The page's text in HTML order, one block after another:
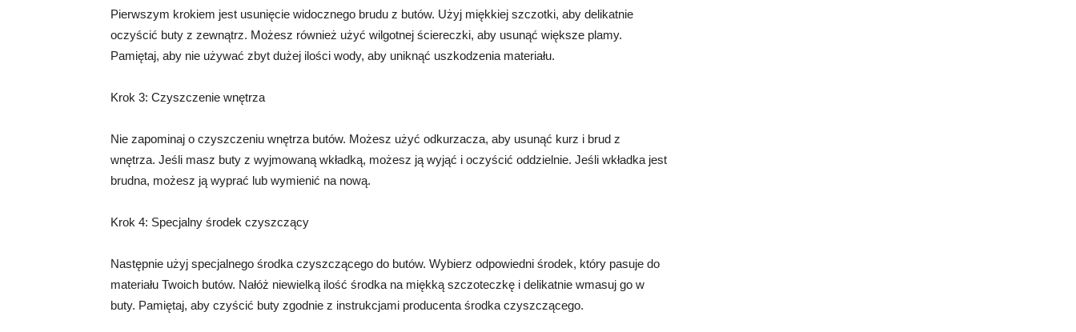
Pierwszym krokiem jest usunięcie widocznego brudu z butów. Użyj miękkiej szczotki, aby delikatnie
oczyścić buty z zewnątrz. Możesz również użyć wilgotnej ściereczki, aby usunąć większe plamy.
Pamiętaj, aby nie używać zbyt dużej ilości wody, aby uniknąć uszkodzenia materiału.
Krok 3: Czyszczenie wnętrza
Nie zapominaj o czyszczeniu wnętrza butów. Możesz użyć odkurzacza, aby usunąć kurz i brud z
wnętrza. Jeśli masz buty z wyjmowaną wkładką, możesz ją wyjąć i oczyścić oddzielnie. Jeśli wkładka jest
brudna, możesz ją wyprać lub wymienić na nową.
Krok 4: Specjalny środek czyszczący
Następnie użyj specjalnego środka czyszczącego do butów. Wybierz odpowiedni środek, który pasuje do
materiału Twoich butów. Nałóż niewielką ilość środka na miękką szczoteczkę i delikatnie wmasuj go w
buty. Pamiętaj, aby czyścić buty zgodnie z instrukcjami producenta środka czyszczącego.